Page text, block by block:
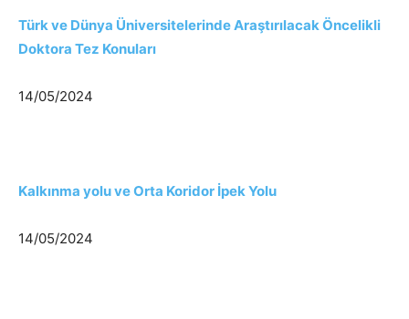
Türk ve Dünya Üniversitelerinde Araştırılacak Öncelikli
Doktora Tez Konuları
14/05/2024
Kalkınma yolu ve Orta Koridor İpek Yolu
14/05/2024